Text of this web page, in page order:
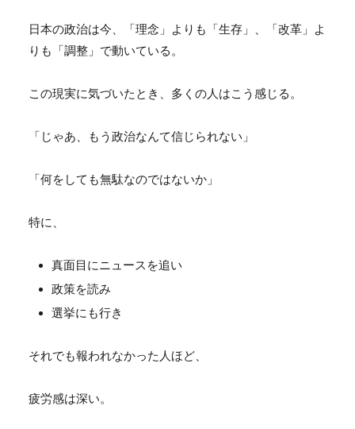
日本の政治は今、「理念」よりも「生存」、「改革」よ
りも「調整」で動いている。
この現実に気づいたとき、多くの人はこう感じる。
「じゃあ、もう政治なんて信じられない」
「何をしても無駄なのではないか」
特に、
真面目にニュースを追い
政策を読み
選挙にも行き
それでも報われなかった人ほど、
疲労感は深い。